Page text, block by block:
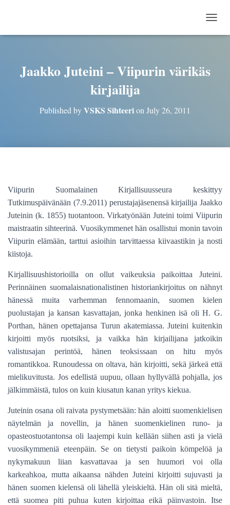
Jaakko Juteini – Viipurin värikäs
kirjailija
Published byVSKS Sihteerion July 26, 2011
Viipurin Suomalainen Kirjallisuusseura keskittyy
Tutkimuspäivänään (7.9.2011) perustajajäsenensä kirjailija Jaakko
Juteinin (k. 1855) tuotantoon. Virkatyönään Juteini toimi Viipurin
maistraatin sihteerinä. Vuosikymmenet hän osallistui monin tavoin
Viipurin elämään, tarttui asioihin tarvittaessa kiivaastikin ja nosti
kiistoja.
Kirjallisuushistorioilla on ollut vaikeuksia paikoittaa Juteini.
Perinnäinen suomalaisnationalistinen historiankirjoitus on nähnyt
hänessä muita varhemman fennomaanin, suomen kielen
puolustajan ja kansan kasvattajan, jonka henkinen isä oli H. G.
Porthan, hänen opettajansa Turun akatemiassa. Juteini kuitenkin
kirjoitti myös ruotsiksi, ja vaikka hän kirjailijana jatkoikin
valistusajan perintöä, hänen teoksissaan on hitu myös
romantikkoa. Runoudessa on oltava, hän kirjoitti, sekä järkeä että
mielikuvitusta. Jos edellistä uupuu, ollaan hyllyvällä pohjalla, jos
jälkimmäistä, tulos on kuin kiusatun kanan yritys kiekua.
Juteinin osana oli raivata pystymetsään: hän aloitti suomenkielisen
näytelmän ja novellin, ja hänen suomenkielinen runo- ja
opasteostuotantonsa oli laajempi kuin kellään siihen asti ja vielä
vuosikymmeniä eteenpäin. Se on tietysti paikoin kömpelöä ja
nykymakuun liian kasvattavaa ja sen huumori voi olla
karkeahkoa, mutta aikaansa nähden Juteini kirjoitti sujuvasti ja
hänen suomen kielensä oli lähellä yleiskieltä. Hän oli sitä mieltä,
että suomea piti puhua kuten kirjoittaa eikä päinvastoin. Itse